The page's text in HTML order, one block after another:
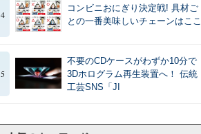
4
コンビニおにぎり決定戦! 具材ご
との一番美味しいチェーンはここ
5
不要のCDケースがわずか10分で
3Dホログラム再生装置へ！ 伝統
工芸SNS「JI